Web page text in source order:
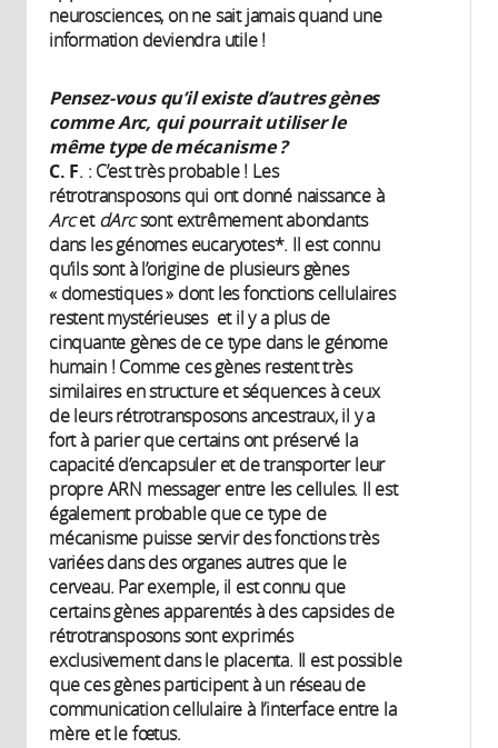
neurosciences, on ne sait jamais quand une
information deviendra utile !
Pensez-vous qu’il existe d’autres gènes
comme Arc, qui pourrait utiliser le
même type de mécanisme ?
C. F. : C’est très probable ! Les
rétrotransposons qui ont donné naissance à
ArcetdArcsont extrêmement abondants
dans les génomes eucaryotes*. Il est connu
qu’ils sont à l’origine de plusieurs gènes
« domestiques » dont les fonctions cellulaires
restent mystérieuses et il y a plus de
cinquante gènes de ce type dans le génome
humain ! Comme ces gènes restent très
similaires en structure et séquences à ceux
de leurs rétrotransposons ancestraux, il y a
fort à parier que certains ont préservé la
capacité d’encapsuler et de transporter leur
propre ARN messager entre les cellules. Il est
également probable que ce type de
mécanisme puisse servir des fonctions très
variées dans des organes autres que le
cerveau. Par exemple, il est connu que
certains gènes apparentés à des capsides de
rétrotransposons sont exprimés
exclusivement dans le placenta. Il est possible
que ces gènes participent à un réseau de
communication cellulaire à l’interface entre la
mère et le fœtus.